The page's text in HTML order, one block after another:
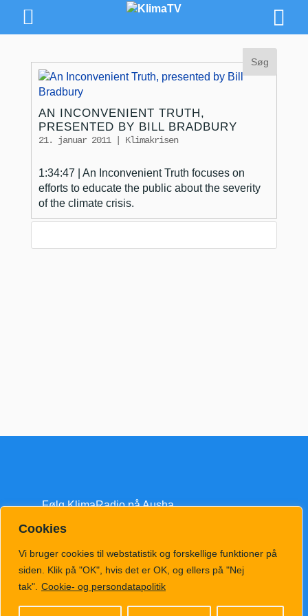
Cookies
Vi bruger cookies til webstatistik og forskellige funktioner på
siden. Klik på "OK", hvis det er OK, og ellers på "Nej
tak". Cookie- og persondatapolitik
AN INCONVENIENT TRUTH,
PRESENTED BY BILL BRADBURY
21. januar 2011| Klimakrisen
1:34:47 | An Inconvenient Truth focuses on
efforts to educate the public about the severity
of the climate crisis.
Følg KlimaRadio på Ausha